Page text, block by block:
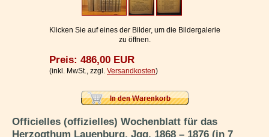
Widerrufsbelehrung
Datenschutzerklärung
Ihr Warenkorb
Klicken Sie auf eines der Bilder, um die Bildergalerie
zu öffnen.
Preis: 486,00 EUR
(inkl. MwSt., zzgl. Versandkosten)
Officielles (offizielles) Wochenblatt für das
Herzogthum Lauenburg, Jgg. 1868 – 1876 (in 7